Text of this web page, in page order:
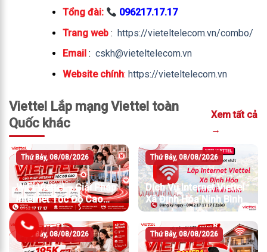
Tổng đài:
096217.17.17
Trang web: https://vieteltelecom.vn/combo/
Email : cskh@vieteltelecom.vn
Website chính: https://vieteltelecom.vn
Viettel Lắp mạng Viettel toàn
Quốc khác
Xem tất cả
→
Thứ Bảy, 08/08/2026
WiFi Viettel – Giải Pháp
Internet Tốc Độ Cao
Cho Gia Đình Và Doanh
Nghiệp
Thứ Bảy, 08/08/2026
Dịch Vụ Internet Viettel
Xã Định Hóa Ninh Bình
Thứ Bảy, 08/08/2026 Thứ Bảy, 08/08/2026